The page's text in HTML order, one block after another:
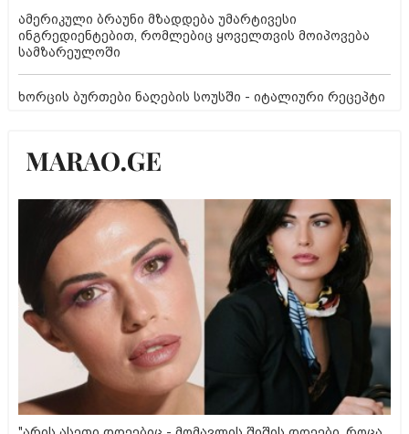
ამერიკული ბრაუნი მზადდება უმარტივესი
ინგრედიენტებით, რომლებიც ყოველთვის მოიპოვება
სამზარეულოში
ხორცის ბურთები ნაღების სოუსში - იტალიური რეცეპტი